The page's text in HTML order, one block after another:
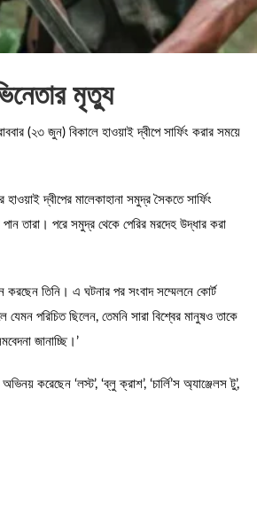
মৃত্যু
(২৩ জুন) বিকালে হাওয়াই দ্বীপে সার্ফিং করার সময়ে
দ্বীপের মালেকাহানা সমুদ্র সৈকতে সার্ফিং
তারা। পরে সমুদ্র থেকে পেরির মরদেহ উদ্ধার করা
করছেন তিনি। এ ঘটনার পর সংবাদ সম্মেলনে কোর্ট
পরিচিত ছিলেন, তেমনি সারা বিশ্বের মানুষও তাকে
জানাচ্ছি।’
করেছেন ‘লস্ট’, ‘ব্লু ক্রাশ’, ‘চার্লি’স অ্যাঞ্জেলস টু’,